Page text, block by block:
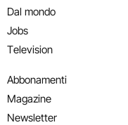
Dal mondo
Jobs
Television
Abbonamenti
Magazine
Newsletter